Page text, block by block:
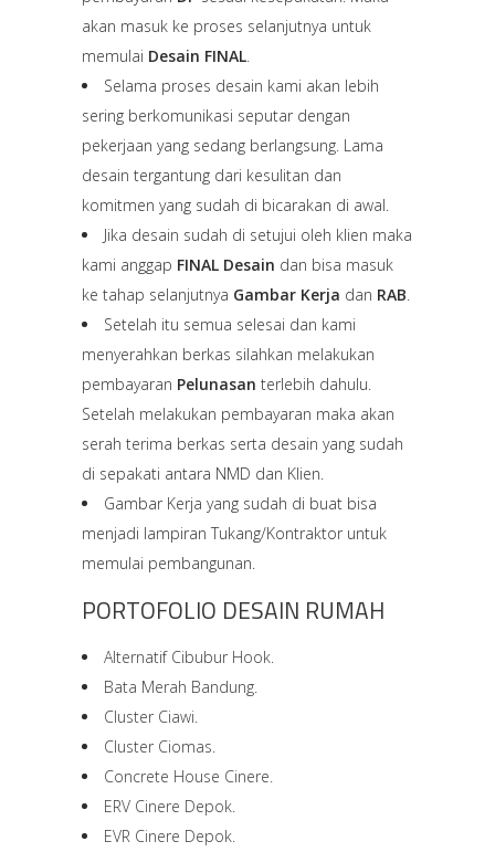
akan masuk ke proses selanjutnya untuk
memulai Desain FINAL.
Selama proses desain kami akan lebih
sering berkomunikasi seputar dengan
pekerjaan yang sedang berlangsung. Lama
desain tergantung dari kesulitan dan
komitmen yang sudah di bicarakan di awal.
Jika desain sudah di setujui oleh klien maka
kami anggap FINAL Desain dan bisa masuk
ke tahap selanjutnya Gambar Kerja dan RAB.
Setelah itu semua selesai dan kami
menyerahkan berkas silahkan melakukan
pembayaran Pelunasan terlebih dahulu.
Setelah melakukan pembayaran maka akan
serah terima berkas serta desain yang sudah
di sepakati antara NMD dan Klien.
Gambar Kerja yang sudah di buat bisa
menjadi lampiran Tukang/Kontraktor untuk
memulai pembangunan.
PORTOFOLIO DESAIN RUMAH
Alternatif Cibubur Hook.
Bata Merah Bandung.
Cluster Ciawi.
Cluster Ciomas.
Concrete House Cinere.
ERV Cinere Depok.
EVR Cinere Depok.